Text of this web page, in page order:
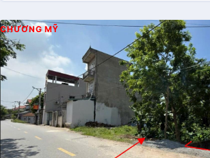
CHƯƠNG MỸ